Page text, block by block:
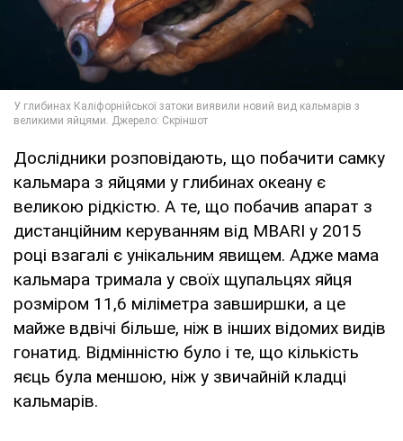
Дослідники розповідають, що побачити самку
кальмара з яйцями у глибинах океану є
великою рідкістю. А те, що побачив апарат з
дистанційним керуванням від MBARI у 2015
році взагалі є унікальним явищем. Адже мама
кальмара тримала у своїх щупальцях яйця
розміром 11,6 міліметра завширшки, а це
майже вдвічі більше, ніж в інших відомих видів
гонатид. Відмінністю було і те, що кількість
яєць була меншою, ніж у звичайній кладці
кальмарів.